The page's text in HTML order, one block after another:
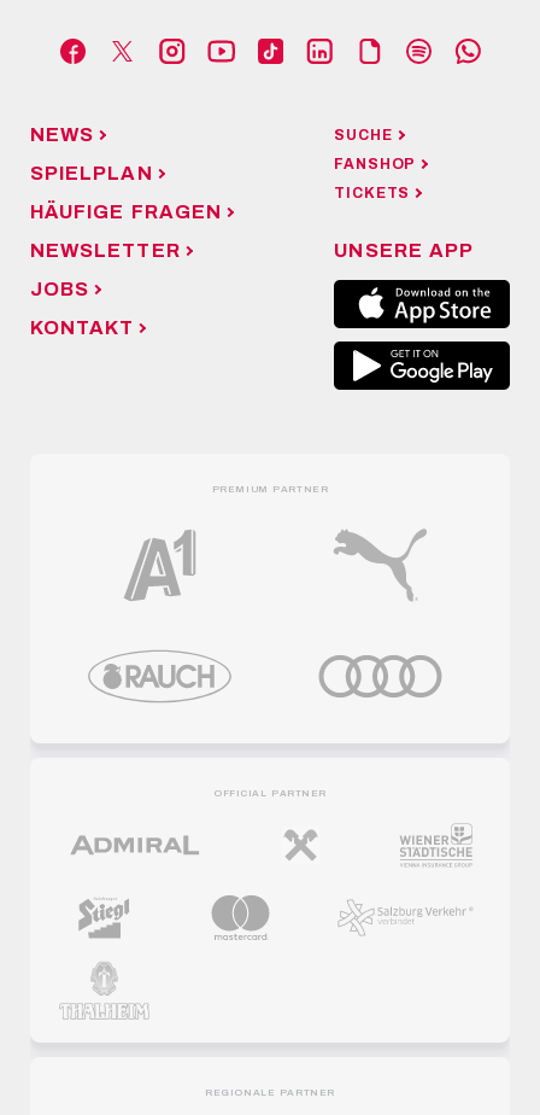
NEWS
SPIELPLAN
HÄUFIGE FRAGEN
NEWSLETTER
JOBS
KONTAKT
SUCHE
FANSHOP
TICKETS
UNSERE APP
PREMIUM PARTNER
OFFICIAL PARTNER
REGIONALE PARTNER